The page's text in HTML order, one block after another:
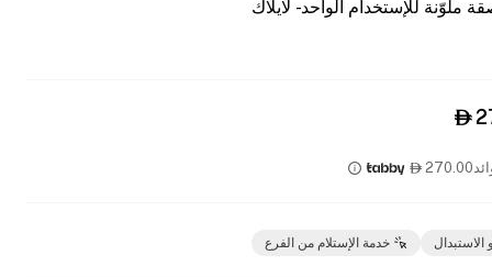
ملوّنة للإستخدام الواحد - لايلاك

270.00

الاستبدال خدمة الإستلام من الفرع